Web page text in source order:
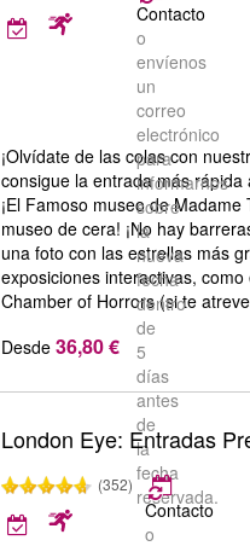
Contacto
o
envíenos
un
correo
electrónico
para
informarnos
sobre
la
nueva
fecha
dentro
de
5
días
antes
de
la
fecha
reservada.
¡Olvídate de las colas con
consigue la entrada más rápida
¡El Famoso museo de
museo de cera! ¡No hay
una foto con las estrellas más
exposiciones interactivas,
Chamber of Horrors (si te
Desde 36,80 €
London Eye: Entradas
(352)
Contacto
o